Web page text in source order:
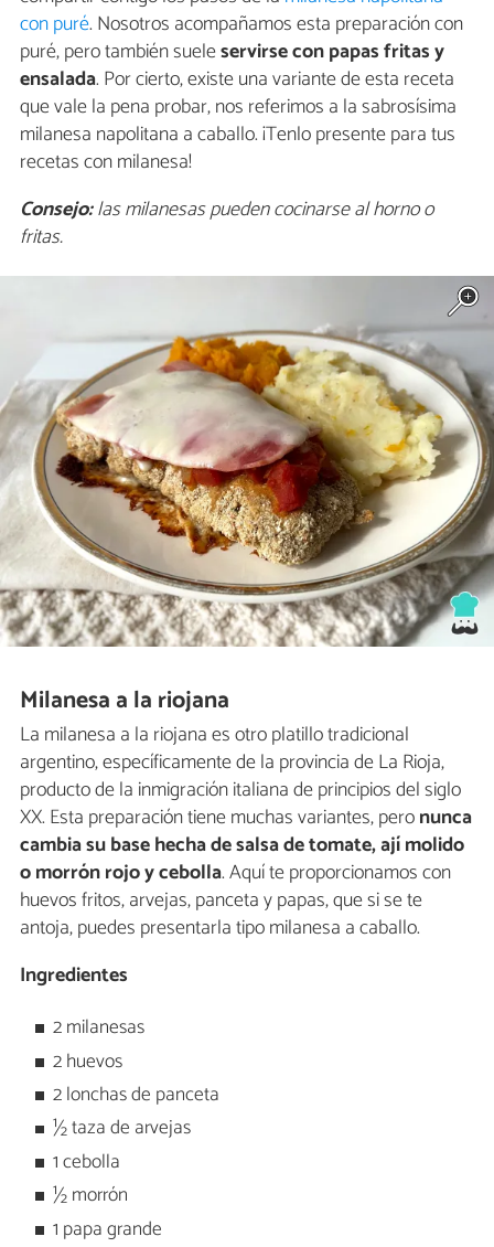
con puré. Nosotros acompañamos esta preparación con
puré, pero también sueleservirse con papas fritas y
ensalada. Por cierto, existe una variante de esta receta
que vale la pena probar, nos referimos a la sabrosísima
milanesa napolitana a caballo. ¡Tenlo presente para tus
recetas con milanesa!
Consejo:las milanesas pueden cocinarse al horno o
fritas.
Milanesa a la riojana
La milanesa a la riojana es otro platillo tradicional
argentino, específicamente de la provincia de La Rioja,
producto de la inmigración italiana de principios del siglo
XX. Esta preparación tiene muchas variantes, peronunca
cambia su base hecha de salsa de tomate, ají molido
o morrón rojo y cebolla. Aquí te proporcionamos con
huevos fritos, arvejas, panceta y papas, que si se te
antoja, puedes presentarla tipo milanesa a caballo.
Ingredientes
2 milanesas
2 huevos
2 lonchas de panceta
½ taza de arvejas
1 cebolla
½ morrón
1 papa grande